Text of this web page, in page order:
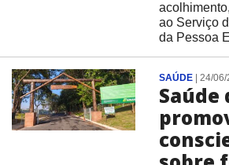
ao Serviço
da Pessoa
SAÚDE| 24/06/
Saúde